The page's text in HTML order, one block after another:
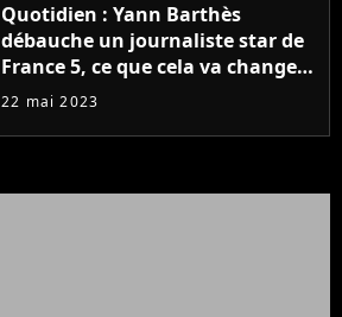
Quotidien : Yann Barthès
débauche un journaliste star de
France 5, ce que cela va changer
à la rentrée
22 mai 2023